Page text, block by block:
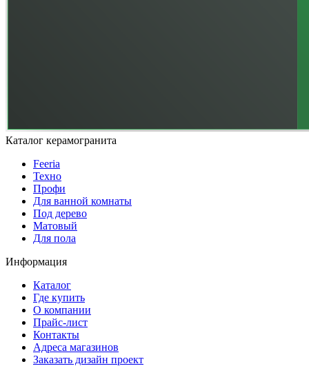
Каталог керамогранита
Feeria
Техно
Профи
Для ванной комнаты
Под дерево
Матовый
Для пола
Информация
Каталог
Где купить
О компании
Прайс-лист
Контакты
Адреса магазинов
Заказать дизайн проект